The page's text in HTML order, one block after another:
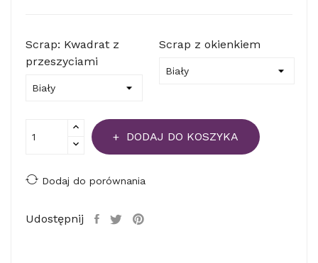
Scrap: Kwadrat z
przeszyciami
Scrap z okienkiem
DODAJ DO KOSZYKA
Dodaj do porównania
Udostępnij